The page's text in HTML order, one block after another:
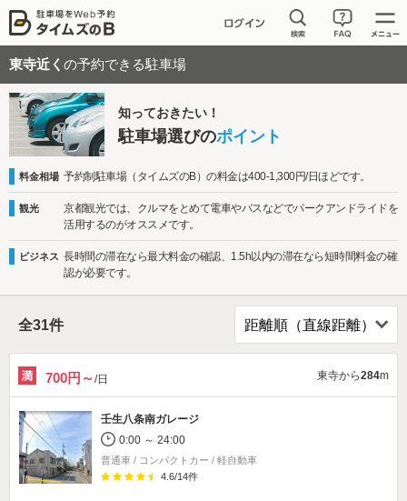
東寺近く の予約できる駐車場
知っておきたい！
駐車場選びのポイント
料金相場 予約制駐車場（タイムズのB）の料金は400-1,300円/日ほどです。
観光
京都観光では、クルマをとめて電車やバスなどでパークアンドライドを
活用するのがオススメです。
ビジネス 長時間の滞在なら最大料金の確認、1.5h以内の滞在なら短時間料金の確
認が必要です。
全31件
700円～/日 東寺から284m
壬生八条南ガレージ
0:00 ～ 24:00
普通車 / コンパクトカー / 軽自動車
4.6/14件